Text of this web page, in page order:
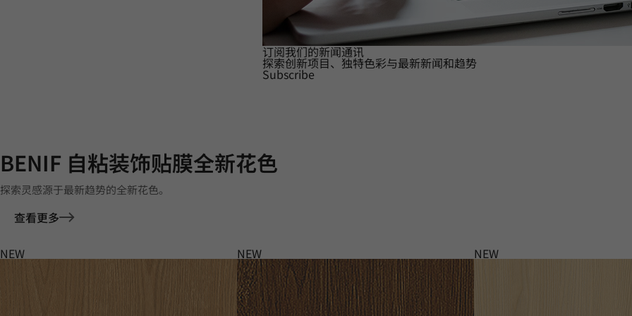
订阅我们的新闻通讯
探索创新项目、独特色彩与最新新闻和趋势
Subscribe
BENIF 自粘装饰贴膜全新花色
探索灵感源于最新趋势的全新花色。
查看更多
NEW NEW NEW